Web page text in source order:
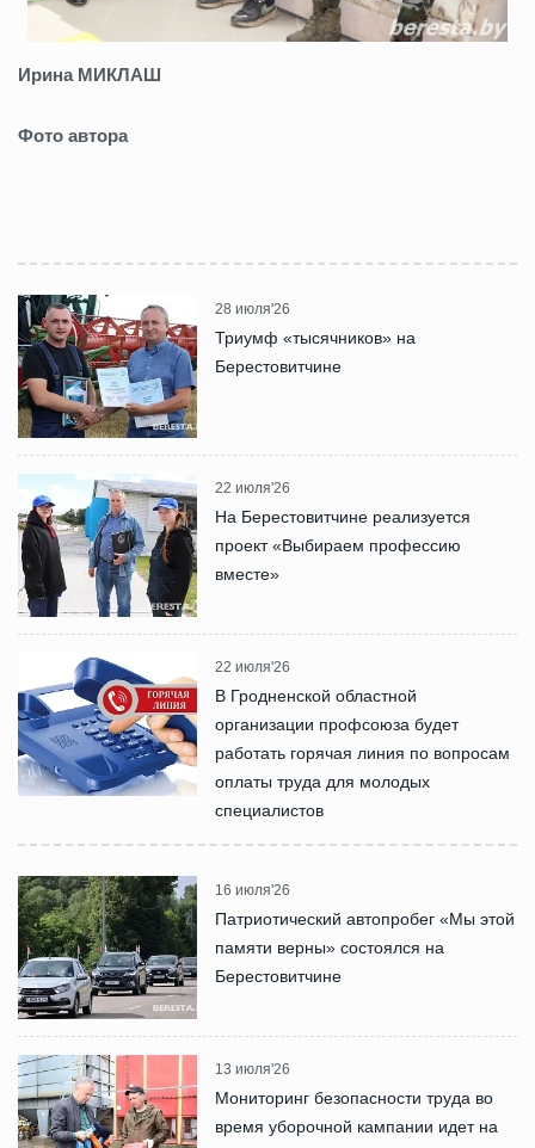
Ирина МИКЛАШ
Фото автора
28 июля'26
Триумф «тысячников» на
Берестовитчине
22 июля'26
На Берестовитчине реализуется
проект «Выбираем профессию
вместе»
22 июля'26
В Гродненской областной
организации профсоюза будет
работать горячая линия по вопросам
оплаты труда для молодых
специалистов
16 июля'26
Патриотический автопробег «Мы этой
памяти верны» состоялся на
Берестовитчине
13 июля'26
Мониторинг безопасности труда во
время уборочной кампании идет на